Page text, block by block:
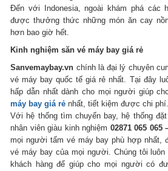
Đến với Indonesia, ngoài khám phá các
được thưởng thức những món ăn cay
hơn bao giờ hết.
Kinh nghiệm săn vé máy bay giá rẻ
Sanvemaybay.vn chính là đại lý chuyên
vé máy bay quốc tế giá rẻ nhất. Tại đây
hấp dẫn nhất dành cho mọi người giúp
máy bay giá rẻ nhất, tiết kiệm được chi phí.
Với hệ thống tìm chuyến bay, hệ thống
nhân viên giàu kinh nghiệm 02871 065 065
mọi người tấm vé máy bay phù hợp nhất,
vé máy bay của mọi người. Chúng tôi
khách hàng để giúp cho mọi người có